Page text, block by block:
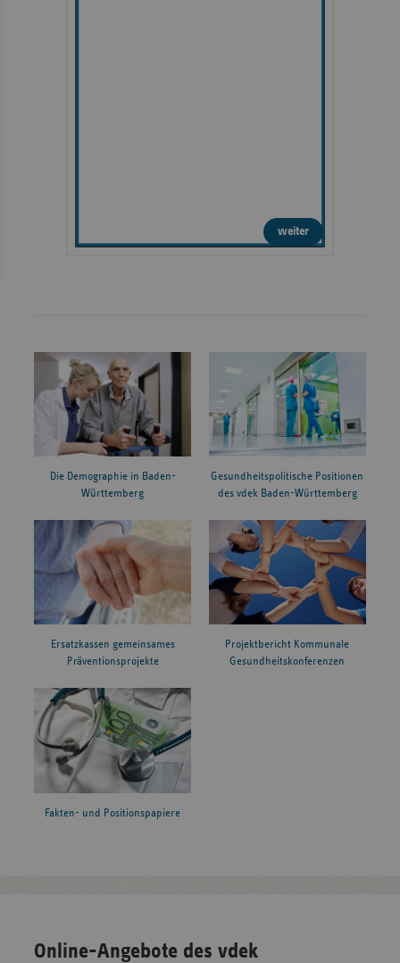
weiter
Die Demographie in Baden-
Württemberg
Gesundheitspolitische Positionen
des vdek Baden-Württemberg
Ersatzkassen gemeinsames
Präventionsprojekte
Projektbericht Kommunale
Gesundheitskonferenzen
Fakten- und Positionspapiere
Online-Angebote des vdek